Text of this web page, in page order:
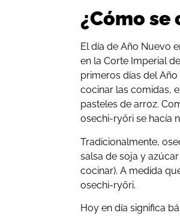
¿Cómo
El día de Año Nuevo
en la Corte Imperial
primeros días del
cocinar las comidas,
pasteles de arroz.
osechi-ryōri se hacía
Tradicionalmente,
salsa de soja y
cocinar). A medida
osechi-ryōri.
Hoy en día significa